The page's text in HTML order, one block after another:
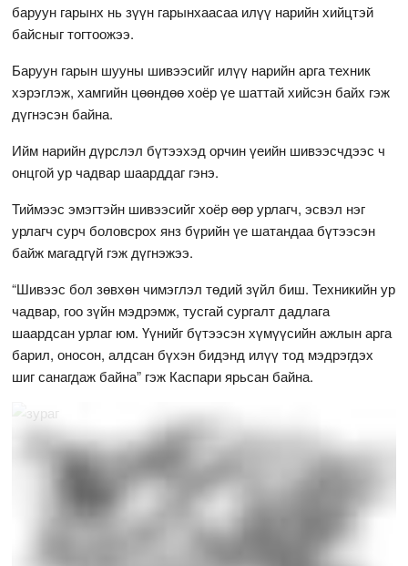
баруун гарынх нь зүүн гарынхаасаа илүү нарийн хийцтэй
байсныг тогтоожээ.
Баруун гарын шууны шивээсийг илүү нарийн арга техник
хэрэглэж, хамгийн цөөндөө хоёр үе шаттай хийсэн байх гэж
дүгнэсэн байна.
Ийм нарийн дүрслэл бүтээхэд орчин үеийн шивээсчдээс ч
онцгой ур чадвар шаарддаг гэнэ.
Тиймээс эмэгтэйн шивээсийг хоёр өөр урлагч, эсвэл нэг
урлагч сурч боловсрох янз бүрийн үе шатандаа бүтээсэн
байж магадгүй гэж дүгнэжээ.
“Шивээс бол зөвхөн чимэглэл төдий зүйл биш. Техникийн ур
чадвар, гоо зүйн мэдрэмж, тусгай сургалт дадлага
шаардсан урлаг юм. Үүнийг бүтээсэн хүмүүсийн ажлын арга
барил, оносон, алдсан бүхэн бидэнд илүү тод мэдрэгдэх
шиг санагдаж байна” гэж Каспари ярьсан байна.